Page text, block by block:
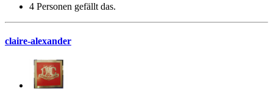
4 Personen gefällt das.
claire-alexander